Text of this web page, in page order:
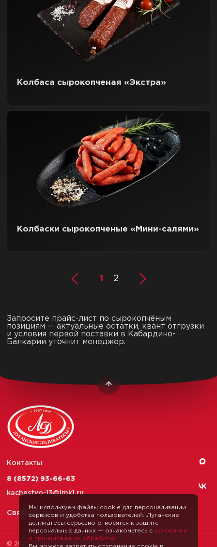
Мы используем файлы cookie для персонализации
сервисов и удобства пользователей. Луганские
деликатесы серьезно относятся к защите
персональных данных — ознакомьтесь с условиями
и принципами их обработки
Колбаса сырокопченая «Экстра»
Колбаски сырокопченые «Мини-салями»
1 2
Запросите прайс-лист по сырокопчёным
позициям — актуальные остатки, квант отгрузки
и условия первой поставки в Кабардино-
Балкарии уточнит менеджер.
Контакты
8 (8572) 93-66-63
kachestvo-13@lmk1.ru
Связаться с нами
© 2026 Луганские Деликатесы